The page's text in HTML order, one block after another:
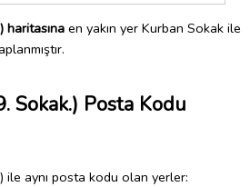
haritasına en yakın yer Kurban Sokak ile
Sokak.) Posta Kodu
ile aynı posta kodu olan yerler: